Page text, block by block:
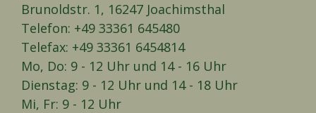
Brunoldstr. 1, 16247 Joachimsthal
Telefon: +49 33361 645480
Telefax: +49 33361 6454814
Mo, Do: 9 - 12 Uhr und 14 - 16 Uhr
Dienstag: 9 - 12 Uhr und 14 - 18 Uhr
Mi, Fr: 9 - 12 Uhr